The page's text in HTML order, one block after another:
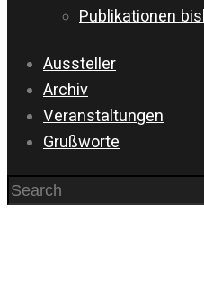
Publikationen
Aussteller
Archiv
Veranstaltungen
Grußworte